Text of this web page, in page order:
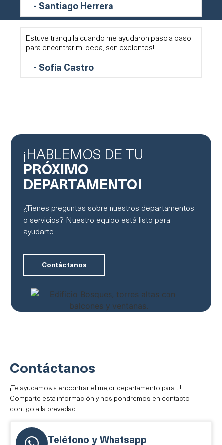
- Santiago Herrera
Estuve tranquila cuando me ayudaron paso a paso
para encontrar mi depa, son exelentes!!
- Sofía Castro
¡HABLEMOS DE TU
PRÓXIMO
DEPARTAMENTO!
¿Tienes preguntas sobre nuestros departamentos
o servicios? Nuestro equipo está listo para
ayudarte.
Contáctanos
Contáctanos​
¡Te ayudamos a encontrar el mejor departamento para ti!
Comparte esta información y nos pondremos en contacto
contigo a la brevedad
Teléfono y Whatsapp